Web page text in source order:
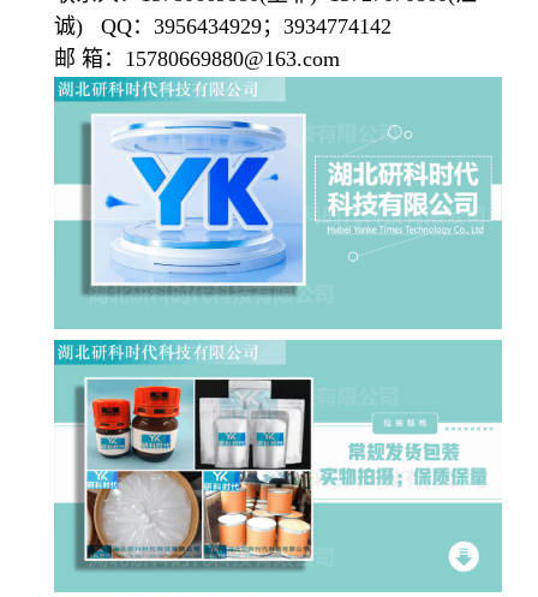
诚) QQ：3956434929；3934774142
邮 箱：15780669880@163.com